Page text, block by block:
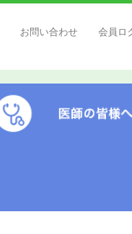
お問い合わせ 会員ロ